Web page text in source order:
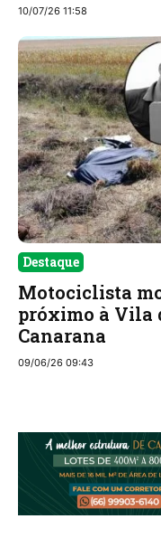
10/07/26 11:58
Destaque
Motociclista
próximo à Vila
Canarana
09/06/26 09:43